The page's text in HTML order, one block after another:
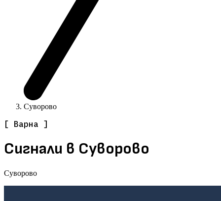
Суворово
[ Варна ]
Сигнали в Суворово
Суворово